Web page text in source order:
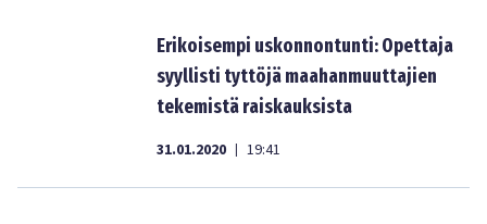
Erikoisempi uskonnontunti: Opettaja
syyllisti tyttöjä maahanmuuttajien
tekemistä raiskauksista
31.01.2020 | 19:41